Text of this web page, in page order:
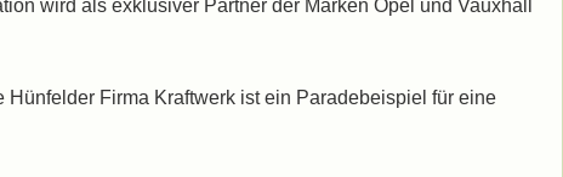
wird als exklusiver Partner der Marken Opel und Vauxhall
Firma Kraftwerk ist ein Paradebeispiel für eine